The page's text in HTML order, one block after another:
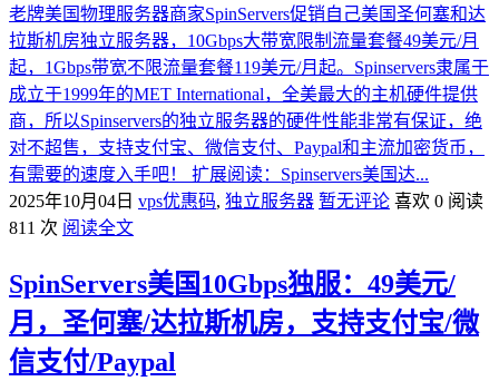
老牌美国物理服务器商家SpinServers促销自己美国圣何塞和达
拉斯机房独立服务器，10Gbps大带宽限制流量套餐49美元/月
起，1Gbps带宽不限流量套餐119美元/月起。Spinservers隶属于
成立于1999年的MET International，全美最大的主机硬件提供
商，所以Spinservers的独立服务器的硬件性能非常有保证，绝
对不超售，支持支付宝、微信支付、Paypal和主流加密货币，
有需要的速度入手吧！ 扩展阅读：Spinservers美国达...
2025年10月04日 vps优惠码, 独立服务器 暂无评论 喜欢 0 阅读
811 次 阅读全文
SpinServers美国10Gbps独服：49美元/
月，圣何塞/达拉斯机房，支持支付宝/微
信支付/Paypal